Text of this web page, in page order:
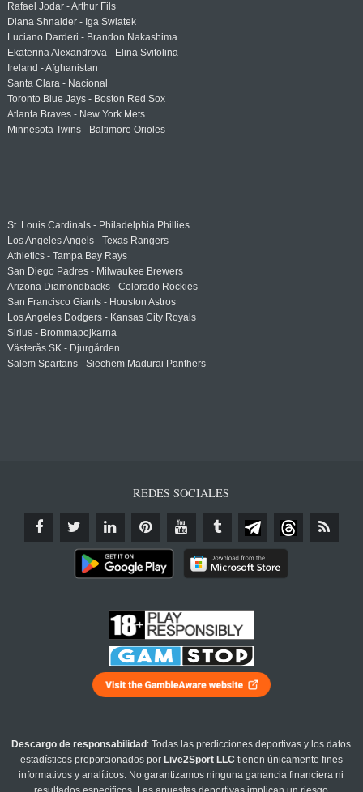
Rafael Jodar - Arthur Fils
Diana Shnaider - Iga Swiatek
Luciano Darderi - Brandon Nakashima
Ekaterina Alexandrova - Elina Svitolina
Ireland - Afghanistan
Santa Clara - Nacional
Toronto Blue Jays - Boston Red Sox
Atlanta Braves - New York Mets
Minnesota Twins - Baltimore Orioles
St. Louis Cardinals - Philadelphia Phillies
Los Angeles Angels - Texas Rangers
Athletics - Tampa Bay Rays
San Diego Padres - Milwaukee Brewers
Arizona Diamondbacks - Colorado Rockies
San Francisco Giants - Houston Astros
Los Angeles Dodgers - Kansas City Royals
Sirius - Brommapojkarna
Västerås SK - Djurgården
Salem Spartans - Siechem Madurai Panthers
REDES SOCIALES
Descargo de responsabilidad : Todas las predicciones deportivas y los datos
estadísticos proporcionados por Live2Sport LLC tienen únicamente fines
informativos y analíticos. No garantizamos ninguna ganancia financiera ni